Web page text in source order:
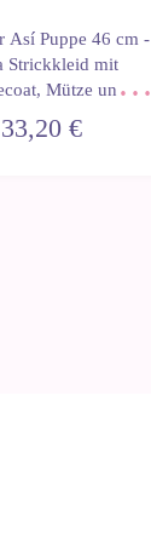
Así Puppe 46 cm -
Strickkleid mit
Mütze und
33,20 €